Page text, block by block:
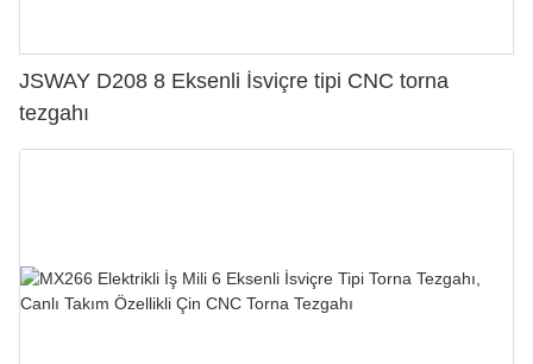
JSWAY D208 8 Eksenli İsviçre tipi CNC torna
tezgahı